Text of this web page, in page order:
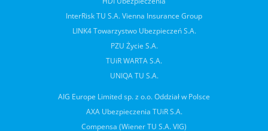
InterRisk TU S.A. Vienna Insurance Group
LINK4 Towarzystwo Ubezpieczeń S.A.
PZU Życie S.A.
TUiR WARTA S.A.
UNIQA TU S.A.
AIG Europe Limited sp. z o.o. Oddział w Polsce
AXA Ubezpieczenia TUiR S.A.
Compensa (Wiener TU S.A. VIG)